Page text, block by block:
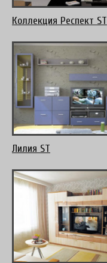
Коллекция Респект ST
Лилия ST